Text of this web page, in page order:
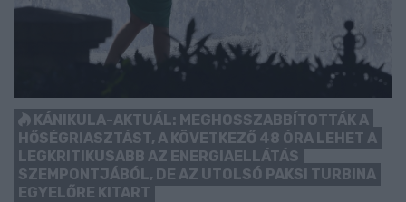
KÁNIKULA-AKTUÁL: MEGHOSSZABBÍTOTTÁK A
HŐSÉGRIASZTÁST, A KÖVETKEZŐ 48 ÓRA LEHET A
LEGKRITIKUSABB AZ ENERGIAELLÁTÁS
SZEMPONTJÁBÓL, DE AZ UTOLSÓ PAKSI TURBINA
EGYELŐRE KITART